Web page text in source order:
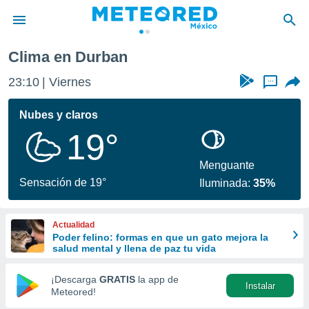
de
ha sido
calidad.
a este
las
y
forma
digital
basada
Clima en Durban
23:10 Viernes ...
Nubes y claros
19°
Sensación de 19°
Menguante
Iluminada:35%
Actualidad
Poder felino: formas en que un gato mejora la
salud mental y llena de paz tu vida
¡Descarga GRATIS la app de
Meteored!
Instalar